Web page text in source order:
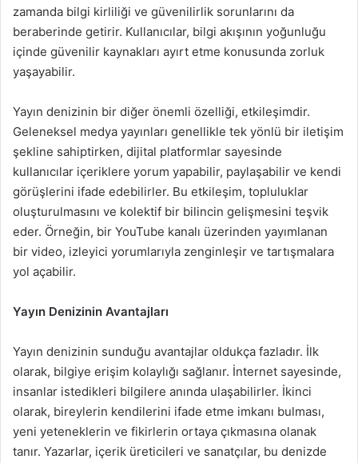
zamanda bilgi kirliliği ve güvenilirlik sorunlarını da
beraberinde getirir. Kullanıcılar, bilgi akışının yoğunluğu
içinde güvenilir kaynakları ayırt etme konusunda zorluk
yaşayabilir.
Yayın denizinin bir diğer önemli özelliği, etkileşimdir.
Geleneksel medya yayınları genellikle tek yönlü bir iletişim
şekline sahiptirken, dijital platformlar sayesinde
kullanıcılar içeriklere yorum yapabilir, paylaşabilir ve kendi
görüşlerini ifade edebilirler. Bu etkileşim, topluluklar
oluşturulmasını ve kolektif bir bilincin gelişmesini teşvik
eder. Örneğin, bir YouTube kanalı üzerinden yayımlanan
bir video, izleyici yorumlarıyla zenginleşir ve tartışmalara
yol açabilir.
Yayın Denizinin Avantajları
Yayın denizinin sunduğu avantajlar oldukça fazladır. İlk
olarak, bilgiye erişim kolaylığı sağlanır. İnternet sayesinde,
insanlar istedikleri bilgilere anında ulaşabilirler. İkinci
olarak, bireylerin kendilerini ifade etme imkanı bulması,
yeni yeteneklerin ve fikirlerin ortaya çıkmasına olanak
tanır. Yazarlar, içerik üreticileri ve sanatçılar, bu denizde